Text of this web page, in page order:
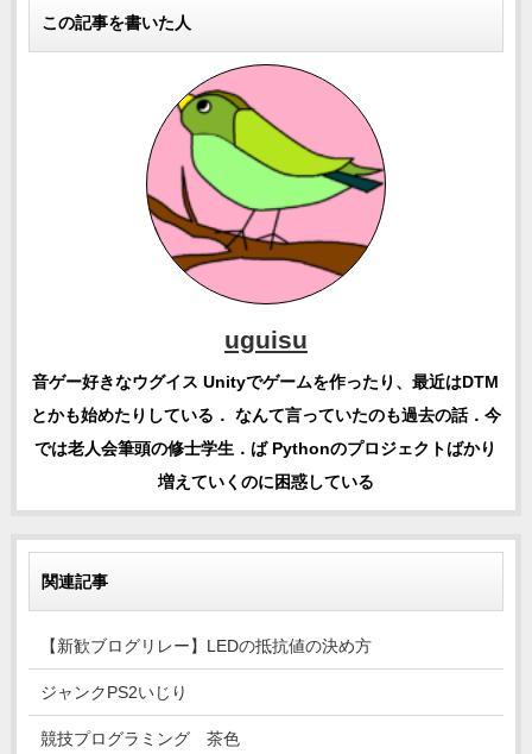
この記事を書いた人
uguisu
音ゲー好きなウグイス Unityでゲームを作ったり、最近はDTM
とかも始めたりしている． なんて言っていたのも過去の話．今
では老人会筆頭の修士学生．ば Pythonのプロジェクトばかり
増えていくのに困惑している
関連記事
【新歓ブログリレー】LEDの抵抗値の決め方
ジャンクPS2いじり
競技プログラミング 茶色